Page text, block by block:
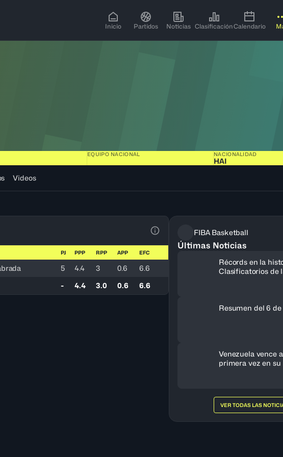
Inicio Partidos Noticias ClasificaciónCalendario
EQUIPO NACIONAL NACIONALIDAD
HAI
Videos
Ver la leyenda
PJ PPP RPP APP EFC
5 4.4 3 0.6
6.6
- 4.4 3.0 0.6 6.6
FIBA Basketball
Últimas Noticias
Récords en la
Clasificatorios de
Resumen del 6 de
Venezuela vence
primera vez en
VER TODAS LAS